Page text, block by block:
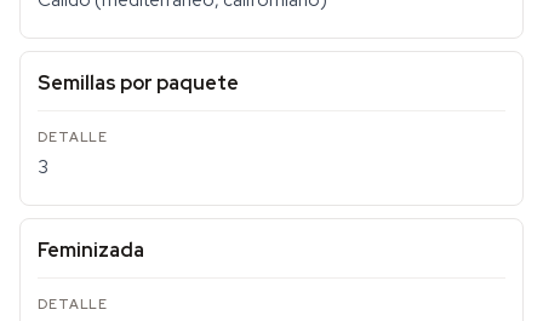
Semillas por paquete
3
Feminizada